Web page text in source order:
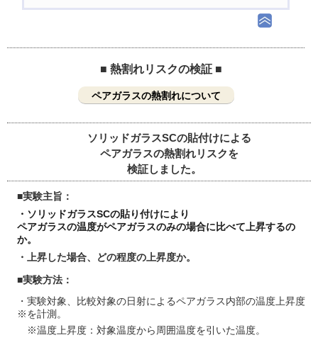
■ 熱割れリスクの検証 ■
ペアガラスの熱割れについて
ソリッドガラスSCの貼付けによる
ペアガラスの熱割れリスクを
検証しました。
■実験主旨：
・ソリッドガラスSCの貼り付けにより
ペアガラスの温度がペアガラスのみの場合に比べて上昇するの
か。
・上昇した場合、どの程度の上昇度か。
■実験方法：
・実験対象、比較対象の日射によるペアガラス内部の温度上昇度
※を計測。
※温度上昇度：対象温度から周囲温度を引いた温度。